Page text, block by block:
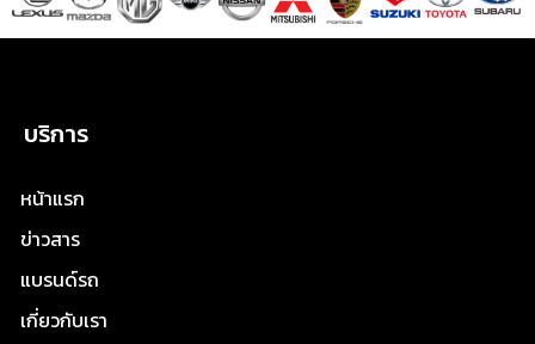
บริการ
หน้าแรก
ข่าวสาร
แบรนด์รถ
เกี่ยวกับเรา